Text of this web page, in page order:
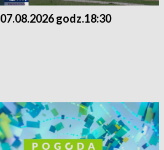
07.08.2026 godz.18:30